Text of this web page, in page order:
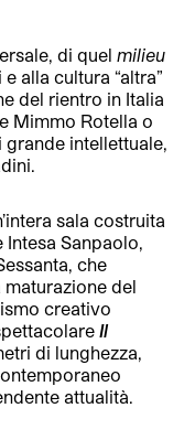
di quelmilieu
alla cultura “altra”
del rientro in Italia
Mimmo Rotella o
intellettuale,
sala costruita
Sanpaolo,
che
del
creativo
Il
di lunghezza,
attualità.